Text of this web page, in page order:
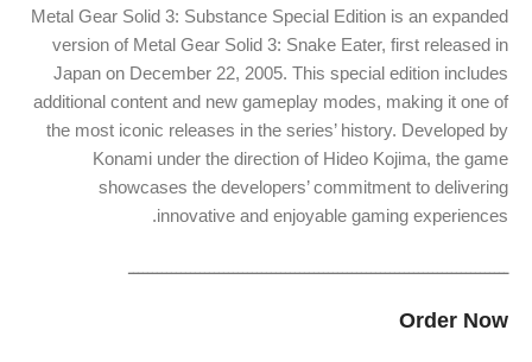
Metal Gear Solid 3: Substance Special Edition is an expanded
version of Metal Gear Solid 3: Snake Eater, first released in
Japan on December 22, 2005. This special edition includes
additional content and new gameplay modes, making it one of
the most iconic releases in the series’ history. Developed by
Konami under the direction of Hideo Kojima, the game
showcases the developers’ commitment to delivering
innovative and enjoyable gaming experiences.
ــــــــــــــــــــــــــــــــــــــــــــــــــــــــــــــــــــــــــــــــ
Order Now